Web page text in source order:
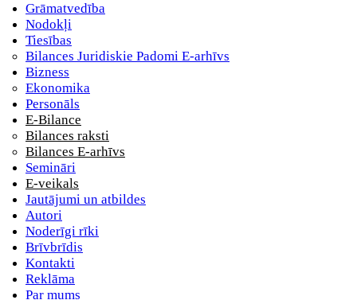
Grāmatvedība
Nodokļi
Tiesības
Bilances Juridiskie Padomi E-arhīvs
Bizness
Ekonomika
Personāls
E-Bilance
Bilances raksti
Bilances E-arhīvs
Semināri
E-veikals
Jautājumi un atbildes
Autori
Noderīgi rīki
Brīvbrīdis
Kontakti
Reklāma
Par mums